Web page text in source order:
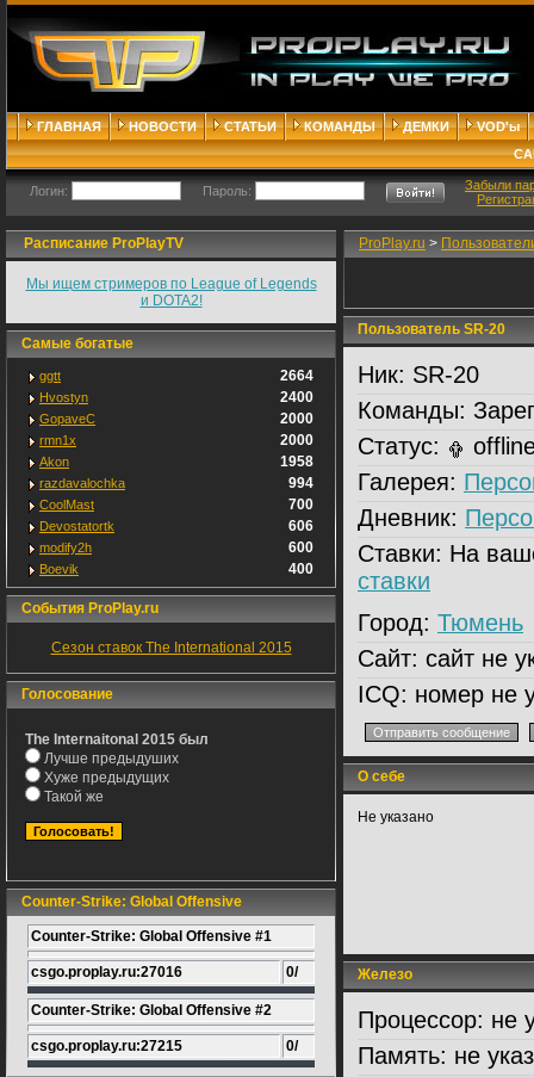
ГЛАВНАЯ НОВОСТИ СТАТЬИ КОМАНДЫ ДЕМКИ
VOD'ы
Логин: Пароль:
Забыли
Расписание ProPlayTV
Мы ищем стримеров по League of Legends
и DOTA2!
Самые богатые
ggtt 2664
Hvostyn 2400
GopaveC 2000
rmn1x 2000
Akon 1958
razdavalochka 994
CoolMast 700
Devostatortk 606
modify2h 600
Boevik 400
События ProPlay.ru
Сезон ставок The International 2015
Голосование
The Internaitonal 2015 был
Лучше предыдуших
Хуже предыдущих
Такой же
Counter-Strike: Global Offensive
Counter-Strike: Global Offensive #1
csgo.proplay.ru:27016 0/
Counter-Strike: Global Offensive #2
csgo.proplay.ru:27215 0/
ProPlay.ru >
Пользователь SR-20
Ник: SR-20
Команды:
Статус:
Галерея:
Дневник:
Ставки: На
ставки
Город: Тюмень
Сайт: сайт не
ICQ: номер не
О себе
Не указано
Железо
Процессор: не
Память: не